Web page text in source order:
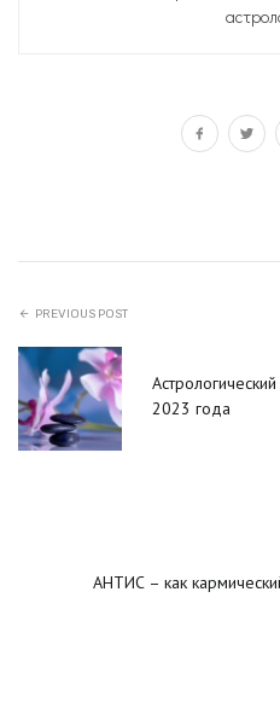
PREVIOUS POST
2023 года
АНТИС – как